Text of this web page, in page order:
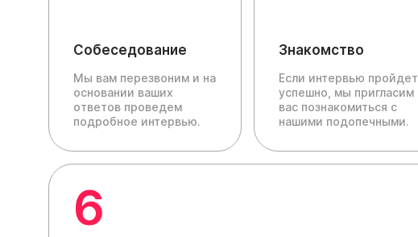
Собеседование
Мы вам перезвоним и на
основании ваших
ответов проведем
подробное интервью.
Знакомство
Если интервью пройдет
успешно, мы пригласим
вас познакомиться с
нашими подопечными.
6